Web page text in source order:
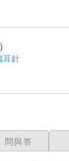
耳針
問與答